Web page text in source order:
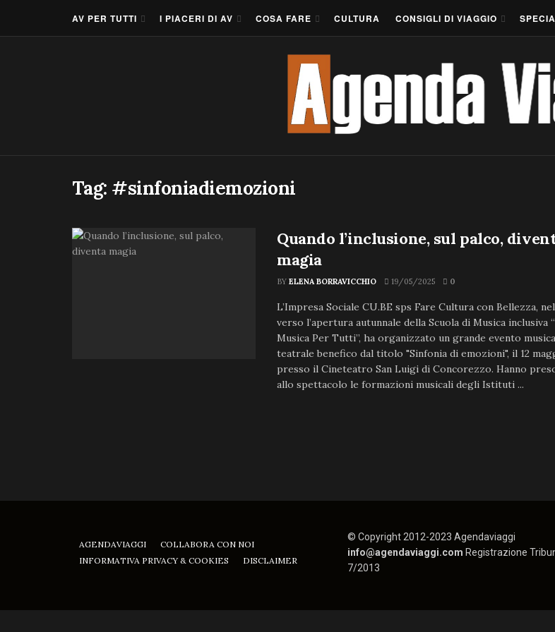
AV PER TUTTI I PIACERI DI AV COSA FARE CULTURA CONSIGLI DI VIAGGIO
Tag: #sinfoniadiemozioni
Quando l’inclusione, sul palco,
magia
BY ELENA BORRAVICCHIO 19/05/2025 0
L’Impresa Sociale CU.BE sps Fare Cultura con Bellezza,
verso l’apertura autunnale della Scuola di Musica inclusiva
Musica Per Tutti”, ha organizzato un grande evento
teatrale benefico dal titolo "Sinfonia di emozioni", il 12
presso il Cineteatro San Luigi di Concorezzo. Hanno
allo spettacolo le formazioni musicali degli Istituti ...
AGENDAVIAGGI
COLLABORA CON NOI
INFORMATIVA PRIVACY & COOKIES
DISCLAIMER
© Copyright 2012-2023 Agendaviaggi
info@agendaviaggi.com Registrazione
7/2013